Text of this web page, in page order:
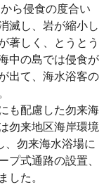
ら侵食の度合い
滅し、岩が縮小し
著しく、とうとう
中の島では侵食が
出て、海水浴客の
も配慮した勿来海
勿来地区海岸環境
、勿来海水浴場に
プ式通路の設置、
した。